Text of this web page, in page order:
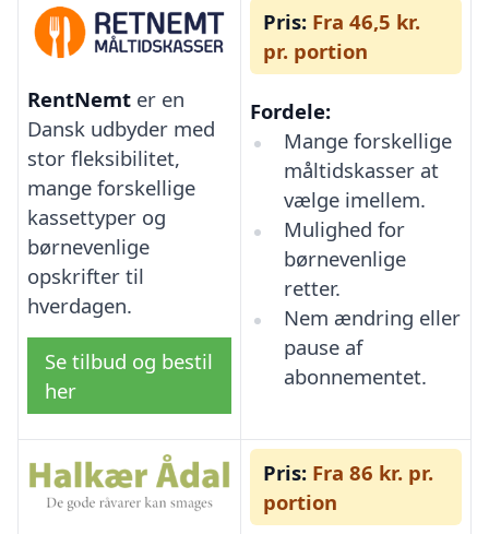
RentNemt er en
Dansk udbyder med
stor fleksibilitet,
mange forskellige
kassettyper og
børnevenlige
opskrifter til
hverdagen.
Se tilbud og bestil
her
Pris: Fra 46,5 kr.
pr. portion
Fordele:
Mange forskellige
måltidskasser at
vælge imellem.
Mulighed for
børnevenlige
retter.
Nem ændring eller
pause af
abonnementet.
Pris: Fra 86 kr. pr.
portion